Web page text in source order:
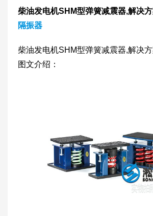
柴油发电机SHM型弹簧减震器,解决
隔振器
柴油发电机SHM型弹簧减震器,解决
图文介绍：